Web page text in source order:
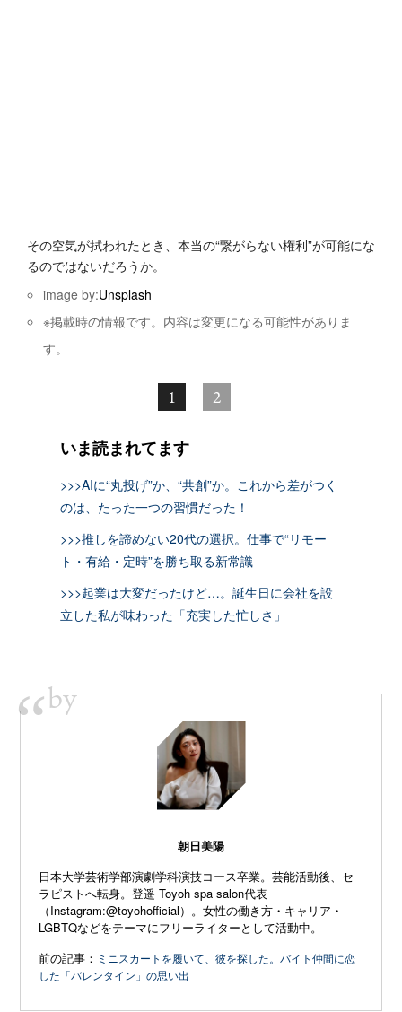
その空気が拭われたとき、本当の“繋がらない権利”が可能にな
るのではないだろうか。
image by:Unsplash
※掲載時の情報です。内容は変更になる可能性がありま
す。
1 2
いま読まれてます
>>>AIに“丸投げ”か、“共創”か。これから差がつく
のは、たった一つの習慣だった！
>>>推しを諦めない20代の選択。仕事で“リモー
ト・有給・定時”を勝ち取る新常識
>>>起業は大変だったけど…。誕生日に会社を設
立した私が味わった「充実した忙しさ」
“by
朝日美陽
日本大学芸術学部演劇学科演技コース卒業。芸能活動後、セ
ラピストへ転身。登遥 Toyoh spa salon代表
（Instagram:@toyohofficial）。女性の働き方・キャリア・
LGBTQなどをテーマにフリーライターとして活動中。
前の記事： ミニスカートを履いて、彼を探した。バイト仲間に恋
した「バレンタイン」の思い出